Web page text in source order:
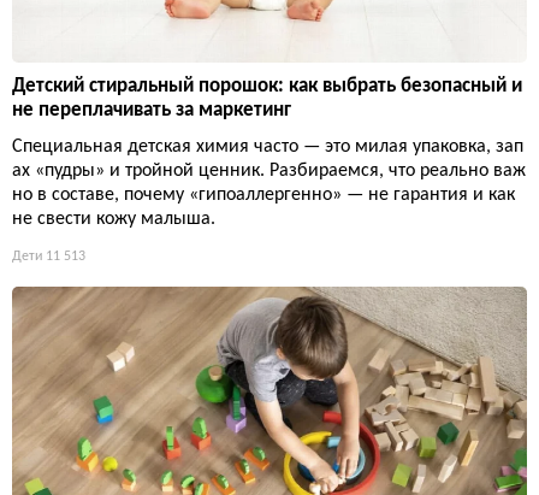
Детский стиральный порошок: как выбрать безопасный и
не переплачивать за маркетинг
Специальная детская химия часто — это милая упаковка, зап
ах «пудры» и тройной ценник. Разбираемся, что реально важ
но в составе, почему «гипоаллергенно» — не гарантия и как
не свести кожу малыша.
Дети 11 513